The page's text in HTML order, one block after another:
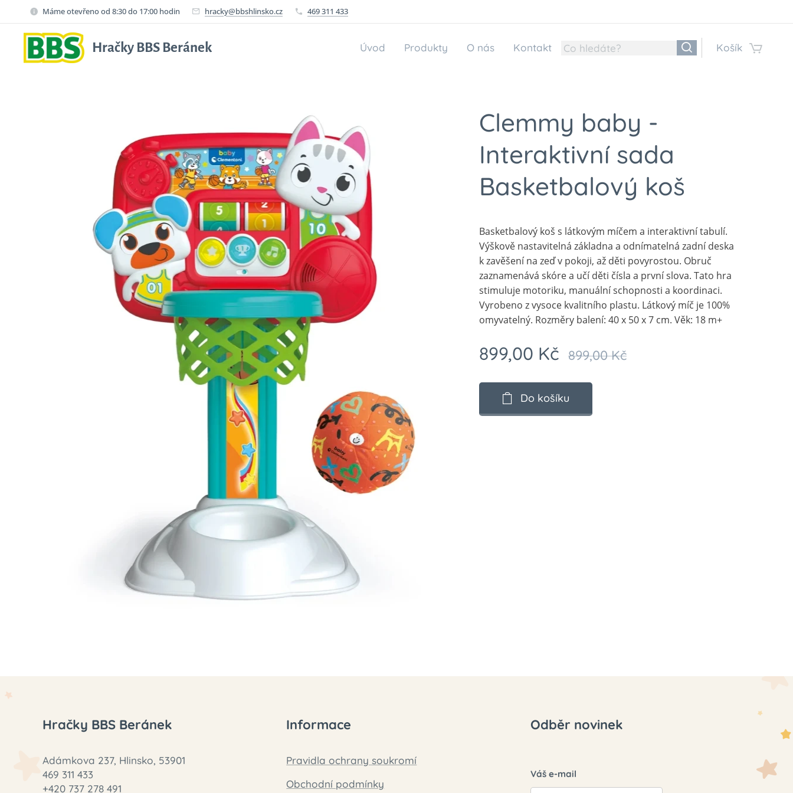
Máme otevřeno od 8:30 do 17:00 hodin hracky@bbshlinsko.cz 469 311 433
Hračky BBS Beránek Úvod Produkty O nás Kontakt Košík
Clemmy baby -
Interaktivní sada
Basketbalový koš
Basketbalový koš s látkovým míčem a interaktivní tabulí.
Výškově nastavitelná základna a odnímatelná zadní deska
k zavěšení na zeď v pokoji, až děti povyrostou. Obruč
zaznamenává skóre a učí děti čísla a první slova. Tato hra
stimuluje motoriku, manuální schopnosti a koordinaci.
Vyrobeno z vysoce kvalitního plastu. Látkový míč je 100%
omyvatelný. Rozměry balení: 40 x 50 x 7 cm. Věk: 18 m+
899,00 Kč 899,00Kč
Do košíku
Hračky BBS Beránek
Adámkova 237, Hlinsko, 53901
469 311 433
+420 737 278 491
Informace
Pravidla ochrany soukromí
Obchodní podmínky
Odběr novinek
Váš e-mail